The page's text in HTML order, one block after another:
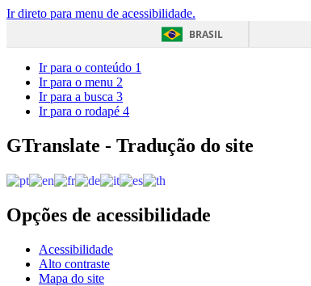
Ir direto para menu de acessibilidade.
BRASIL
Ir para o conteúdo 1
Ir para o menu 2
Ir para a busca 3
Ir para o rodapé 4
GTranslate - Tradução do site
Opções de acessibilidade
Acessibilidade
Alto contraste
Mapa do site